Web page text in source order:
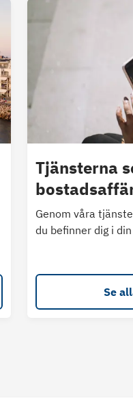
Tjänsterna
Genom våra
du befinner dig i
Se